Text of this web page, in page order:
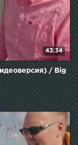
43:34
/ Big